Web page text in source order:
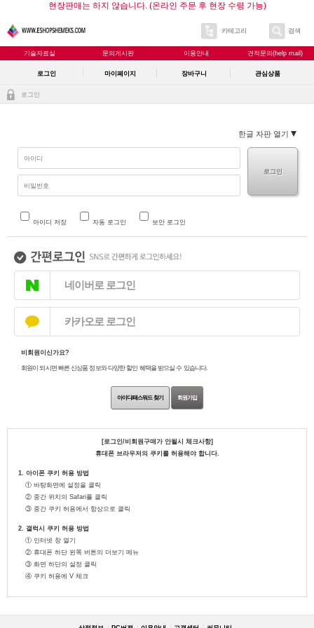
현장판매는 하지 않습니다. (온라인 주문 후 현장 수령 가능)
카테고리 검색
기술자료실 문의게시판 이용안내 견적문의(help mail)
로그인 마이페이지 장바구니 관심상품
로그인
한글 자판 열기
로그인
아이디 저장 자동 로그인 보안 로그인
네이버로 로그인
카카오로 로그인
비회원이신가요?
회원이 되시면 빠른 신상품 정보와 다양한 할인 혜택을 받으실 수 있습니다.
아이디/패스워드 찾기 회원가입
[로그인/비회원구매가 안될시 체크사항]
휴대폰 브라우저의 쿠키를 허용해야 합니다.
1. 아이폰 쿠키 허용 방법
① 바탕화면에 설정을 클릭
② 중간 위치의 Safari를 클릭
③ 중간 쿠키 허용에서 항상으로 클릭
2. 갤럭시 쿠키 허용 방법
① 인터넷 창 열기
② 휴대폰 하단 왼쪽 버튼의 더보기 메뉴
③ 화면 하단의 설정 클릭
④ 쿠키 허용에 V 체크